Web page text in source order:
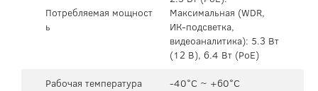
Потребляемая мощност
ь
Максимальная (WDR,
ИК-подсветка,
видеоаналитика): 5.3 Вт
(12 В), 6.4 Вт (PoE)
Рабочая температура
-40°C ~ +60°C